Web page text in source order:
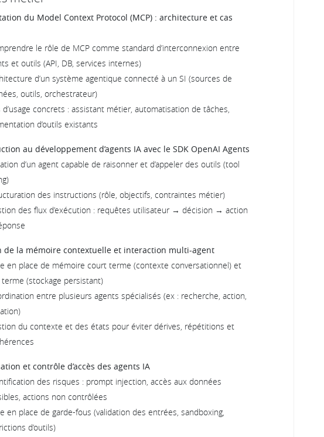
du Model Context Protocol (MCP) : architecture et cas
le rôle de MCP comme standard d’interconnexion entre
et outils (API, DB, services internes)
d’un système agentique connecté à un SI (sources de
outils, orchestrateur)
d’usage concrets : assistant métier, automatisation de tâches,
d’outils existants
au développement d’agents IA avec le SDK OpenAI Agents
d’un agent capable de raisonner et d’appeler des outils (tool
des instructions (rôle, objectifs, contraintes métier)
des flux d’exécution : requêtes utilisateur → décision → action
de la mémoire contextuelle et interaction multi-agent
en place de mémoire court terme (contexte conversationnel) et
terme (stockage persistant)
entre plusieurs agents spécialisés (ex : recherche, action,
du contexte et des états pour éviter dérives, répétitions et
et contrôle d’accès des agents IA
des risques : prompt injection, accès aux données
actions non contrôlées
en place de garde-fous (validation des entrées, sandboxing,
d’outils)